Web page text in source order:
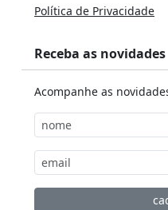
Política de Privacidade
Receba as novidades
Acompanhe as